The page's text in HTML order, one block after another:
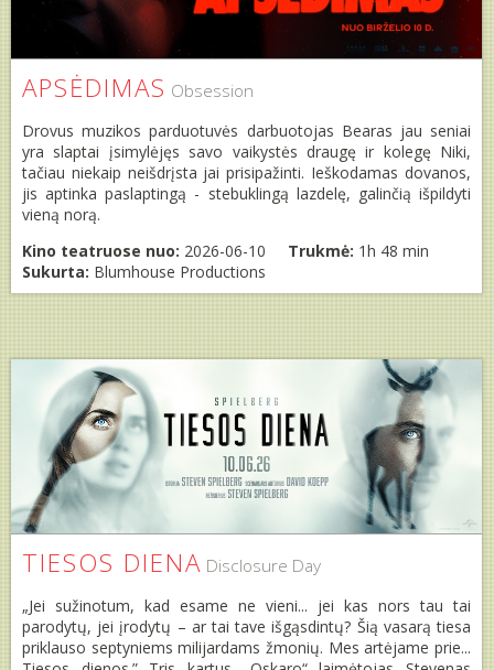
APSĖDIMAS Obsession
Drovus muzikos parduotuvės darbuotojas Bearas jau seniai
yra slaptai įsimylėjęs savo vaikystės draugę ir kolegę Niki,
tačiau niekaip neišdrįsta jai prisipažinti. Ieškodamas dovanos,
jis aptinka paslaptingą - stebuklingą lazdelę, galinčią išpildyti
vieną norą.
Kino teatruose nuo: 2026-06-10 Trukmė: 1h 48 min
Sukurta: Blumhouse Productions
TIESOS DIENA Disclosure Day
„Jei sužinotum, kad esame ne vieni... jei kas nors tau tai
parodytų, jei įrodytų – ar tai tave išgąsdintų? Šią vasarą tiesa
priklauso septyniems milijardams žmonių. Mes artėjame prie...